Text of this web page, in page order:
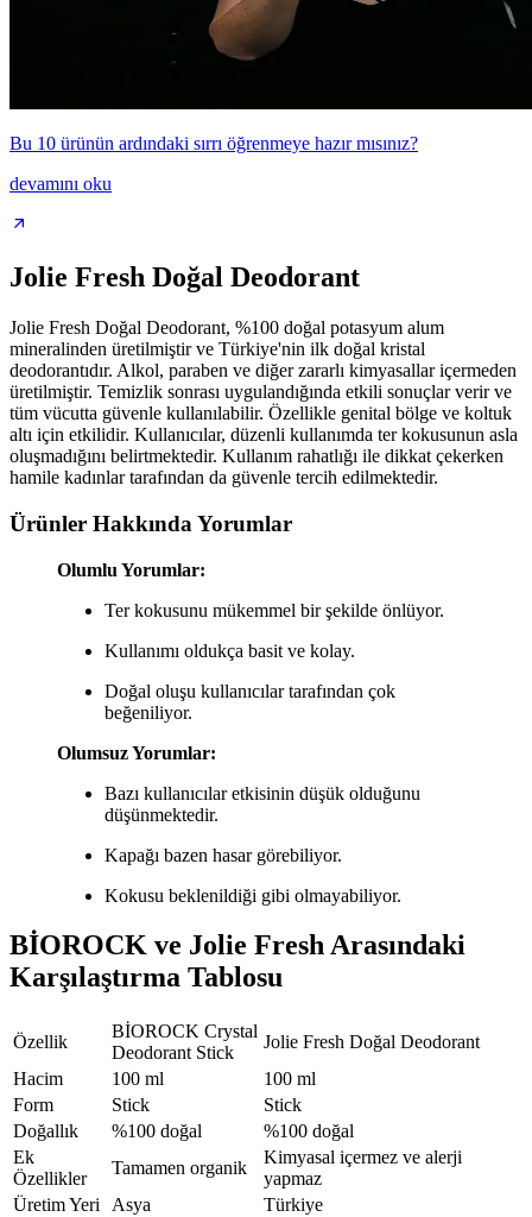
Bu 10 ürünün ardındaki sırrı öğrenmeye hazır mısınız?
devamını oku
Jolie Fresh Doğal Deodorant
Jolie Fresh Doğal Deodorant, %100 doğal potasyum alum
mineralinden üretilmiştir ve Türkiye'nin ilk doğal kristal
deodorantıdır. Alkol, paraben ve diğer zararlı kimyasallar içermeden
üretilmiştir. Temizlik sonrası uygulandığında etkili sonuçlar verir ve
tüm vücutta güvenle kullanılabilir. Özellikle genital bölge ve koltuk
altı için etkilidir. Kullanıcılar, düzenli kullanımda ter kokusunun asla
oluşmadığını belirtmektedir. Kullanım rahatlığı ile dikkat çekerken
hamile kadınlar tarafından da güvenle tercih edilmektedir.
Ürünler Hakkında Yorumlar
Olumlu Yorumlar:
Ter kokusunu mükemmel bir şekilde önlüyor.
Kullanımı oldukça basit ve kolay.
Doğal oluşu kullanıcılar tarafından çok
beğeniliyor.
Olumsuz Yorumlar:
Bazı kullanıcılar etkisinin düşük olduğunu
düşünmektedir.
Kapağı bazen hasar görebiliyor.
Kokusu beklenildiği gibi olmayabiliyor.
BİOROCK ve Jolie Fresh Arasındaki
Karşılaştırma Tablosu
Özellik
BİOROCK Crystal
Deodorant Stick
Jolie Fresh Doğal Deodorant
Hacim
100 ml
100 ml
Form
Stick
Stick
Doğallık
%100 doğal
%100 doğal
Ek
Özellikler
Tamamen organik
Kimyasal içermez ve alerji
yapmaz
Üretim Yeri
Asya
Türkiye